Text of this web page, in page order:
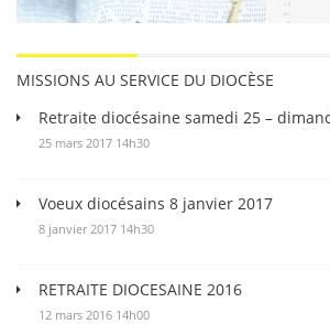
MISSIONS AU SERVICE DU DIOCÈSE
Retraite diocésaine samedi 25 –
25 mars 2017 14h30
Voeux diocésains 8 janvier 2017
8 janvier 2017 14h30
RETRAITE DIOCESAINE 2016
12 mars 2016 14h00